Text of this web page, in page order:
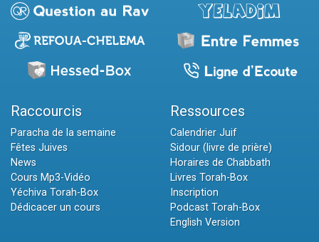
Raccourcis
Paracha de la semaine
Fêtes Juives
News
Cours Mp3-Vidéo
Yéchiva Torah-Box
Dédicacer un cours
Ressources
Calendrier Juif
Sidour (livre de prière)
Horaires de Chabbath
Livres Torah-Box
Inscription
Podcast Torah-Box
English Version